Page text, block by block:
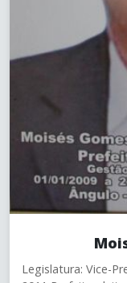
Legislatura: Vice-